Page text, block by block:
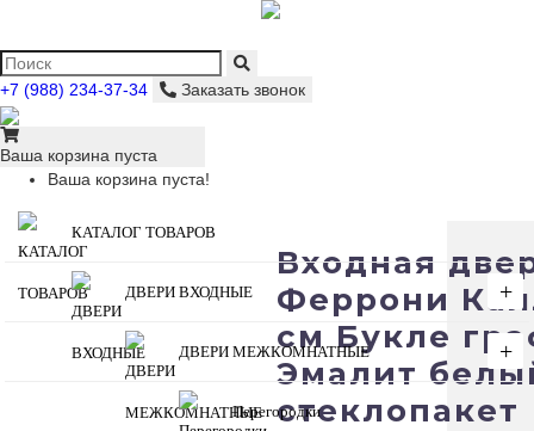
+7 (988) 234-37-34 Заказать звонок
Ваша корзина пуста
Ваша корзина пуста!
КАТАЛОГ ТОВАРОВ
+
ДВЕРИ ВХОДНЫЕ
+
ДВЕРИ МЕЖКОМНАТНЫЕ
Перегородки
Входная
Феррони
см Букле
Эмалит
стеклопакет